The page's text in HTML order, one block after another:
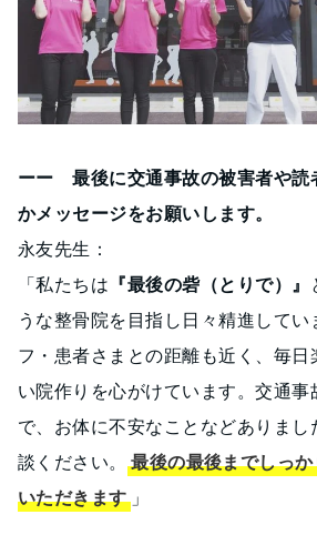
ーー 最後に交通事故の被害者や読
かメッセージをお願いします。
永友先生：
「私たちは 『最後の砦（とりで）』
うな整骨院を目指し日々精進して
フ・患者さまとの距離も近く、毎日
い院作りを心がけています。交通事
で、お体に不安なことなどありま
談ください。
最後の最後までしっ
いただきます 」